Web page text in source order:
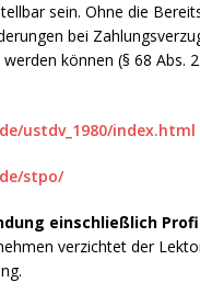
sein. Ohne die
bei
können (§ 68 Abs.
ustdv_1980/index.html
stpo/
einschließlich
verzichtet der